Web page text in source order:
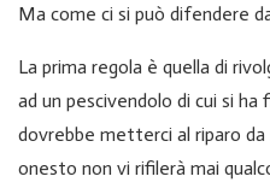
Ma come ci si può difendere
La prima regola è quella di
ad un pescivendolo di cui si
dovrebbe metterci al riparo
onesto non vi rifilerà mai